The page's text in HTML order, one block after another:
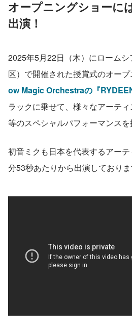
オープニングショーに
出演！
2025年5月22日（木）にローム
区）で開催された授賞式のオープ
ow Magic Orchestraの『
ラックに乗せて、様々なアーテ
等のスペシャルパフォーマンスを
初音ミクも日本を代表するアー
分53秒あたりから出演しておりま